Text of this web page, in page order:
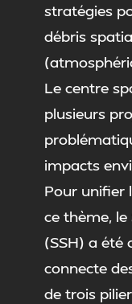
stratégies
débris
Le centre
plusieurs
impacts
Pour unifier
ce thème,
(SSH) a été
connecte
de trois